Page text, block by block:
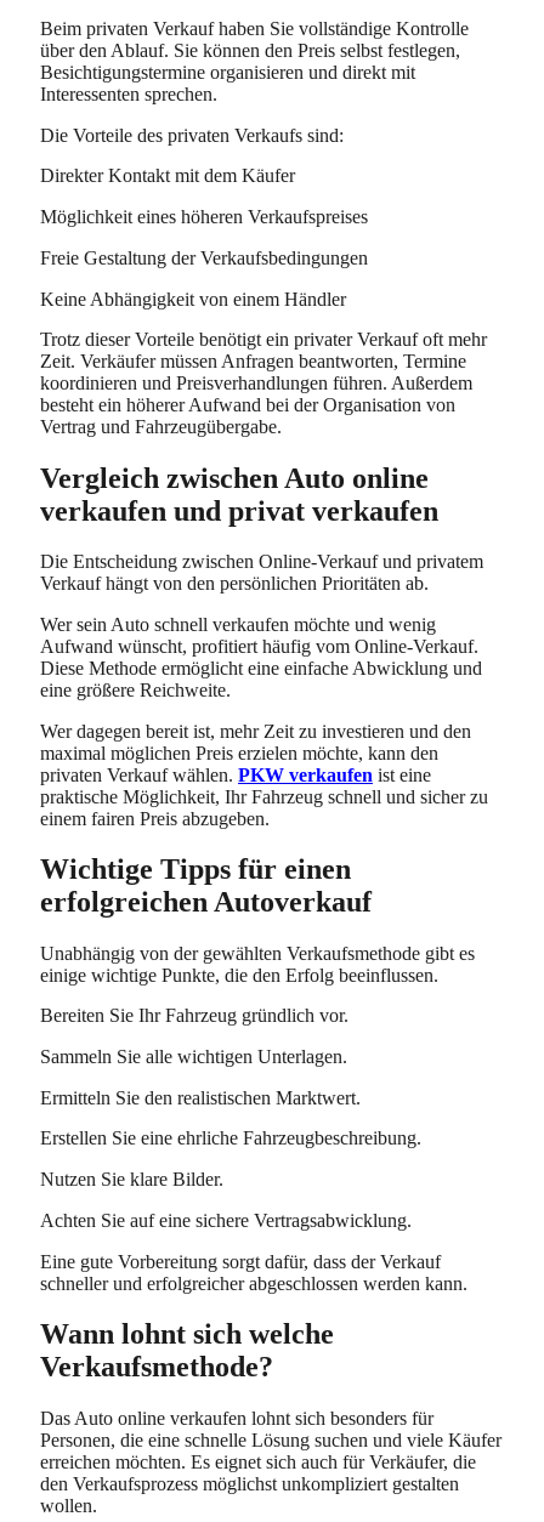
Beim privaten Verkauf haben Sie vollständige Kontrolle
über den Ablauf. Sie können den Preis selbst festlegen,
Besichtigungstermine organisieren und direkt mit
Interessenten sprechen.
Die Vorteile des privaten Verkaufs sind:
Direkter Kontakt mit dem Käufer
Möglichkeit eines höheren Verkaufspreises
Freie Gestaltung der Verkaufsbedingungen
Keine Abhängigkeit von einem Händler
Trotz dieser Vorteile benötigt ein privater Verkauf oft mehr
Zeit. Verkäufer müssen Anfragen beantworten, Termine
koordinieren und Preisverhandlungen führen. Außerdem
besteht ein höherer Aufwand bei der Organisation von
Vertrag und Fahrzeugübergabe.
Vergleich zwischen Auto online
verkaufen und privat verkaufen
Die Entscheidung zwischen Online-Verkauf und privatem
Verkauf hängt von den persönlichen Prioritäten ab.
Wer sein Auto schnell verkaufen möchte und wenig
Aufwand wünscht, profitiert häufig vom Online-Verkauf.
Diese Methode ermöglicht eine einfache Abwicklung und
eine größere Reichweite.
Wer dagegen bereit ist, mehr Zeit zu investieren und den
maximal möglichen Preis erzielen möchte, kann den
privaten Verkauf wählen. PKW verkaufen ist eine
praktische Möglichkeit, Ihr Fahrzeug schnell und sicher zu
einem fairen Preis abzugeben.
Wichtige Tipps für einen
erfolgreichen Autoverkauf
Unabhängig von der gewählten Verkaufsmethode gibt es
einige wichtige Punkte, die den Erfolg beeinflussen.
Bereiten Sie Ihr Fahrzeug gründlich vor.
Sammeln Sie alle wichtigen Unterlagen.
Ermitteln Sie den realistischen Marktwert.
Erstellen Sie eine ehrliche Fahrzeugbeschreibung.
Nutzen Sie klare Bilder.
Achten Sie auf eine sichere Vertragsabwicklung.
Eine gute Vorbereitung sorgt dafür, dass der Verkauf
schneller und erfolgreicher abgeschlossen werden kann.
Wann lohnt sich welche
Verkaufsmethode?
Das Auto online verkaufen lohnt sich besonders für
Personen, die eine schnelle Lösung suchen und viele Käufer
erreichen möchten. Es eignet sich auch für Verkäufer, die
den Verkaufsprozess möglichst unkompliziert gestalten
wollen.